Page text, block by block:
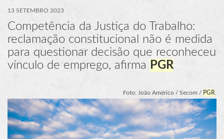
13 SETEMBRO 2023
Competência da Justiça do Trabalho:
reclamação constitucional não é medida
para questionar decisão que reconheceu
vínculo de emprego, afirma PGR
Foto: João Américo / Secom / PGR